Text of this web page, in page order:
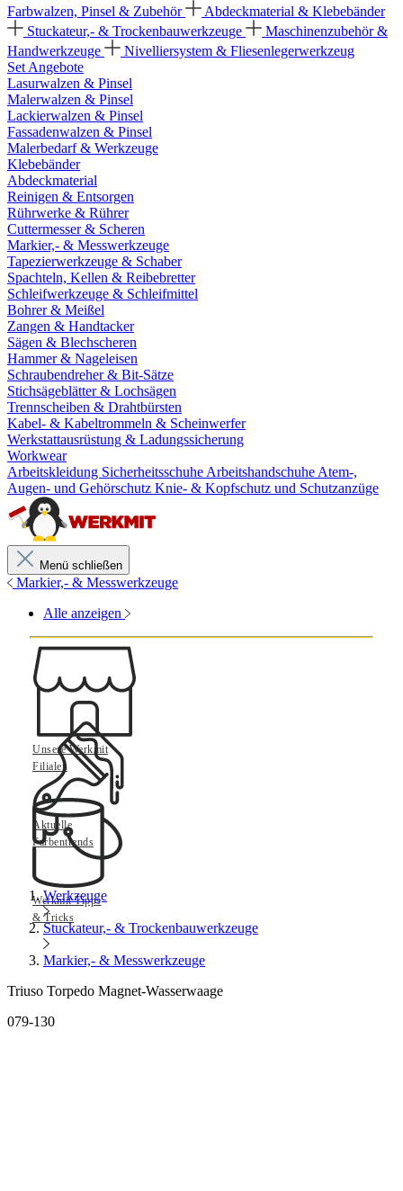
Farbwalzen, Pinsel & Zubehör
Abdeckmaterial & Klebebänder
Stuckateur,- & Trockenbauwerkzeuge
Maschinenzubehör &
Handwerkzeuge
Nivelliersystem & Fliesenlegerwerkzeug
Set Angebote
Lasurwalzen & Pinsel
Malerwalzen & Pinsel
Lackierwalzen & Pinsel
Fassadenwalzen & Pinsel
Malerbedarf & Werkzeuge
Klebebänder
Abdeckmaterial
Reinigen & Entsorgen
Rührwerke & Rührer
Cuttermesser & Scheren
Markier,- & Messwerkzeuge
Tapezierwerkzeuge & Schaber
Spachteln, Kellen & Reibebretter
Schleifwerkzeuge & Schleifmittel
Bohrer & Meißel
Zangen & Handtacker
Sägen & Blechscheren
Hammer & Nageleisen
Schraubendreher & Bit-Sätze
Stichsägeblätter & Lochsägen
Trennscheiben & Drahtbürsten
Kabel- & Kabeltrommeln & Scheinwerfer
Werkstattausrüstung & Ladungssicherung
Workwear
Arbeitskleidung Sicherheitsschuhe Arbeitshandschuhe Atem-,
Augen- und Gehörschutz Knie- & Kopfschutz und Schutzanzüge
Menü schließen
Markier,- & Messwerkzeuge
Alle anzeigen
Unsere Werkmit
Filialen
Aktuelle
Farbentrends
Werkmit Tipps
& Tricks
Werkzeuge
Stuckateur,- & Trockenbauwerkzeuge
Markier,- & Messwerkzeuge
Triuso Torpedo Magnet-Wasserwaage
079-130